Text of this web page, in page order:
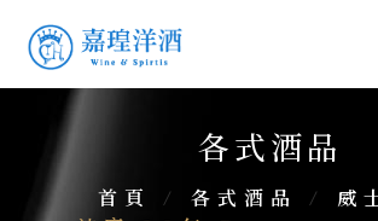
各式酒品
首頁 / 各式酒品 / 威